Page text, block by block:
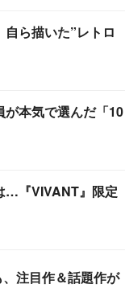
ら描いた”レトロ
本気で選んだ「10
…『VIVANT』限定
注目作＆話題作が